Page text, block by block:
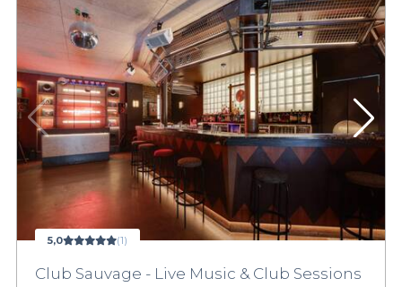
5,0 (1)
Club Sauvage - Live Music & Club Sessions